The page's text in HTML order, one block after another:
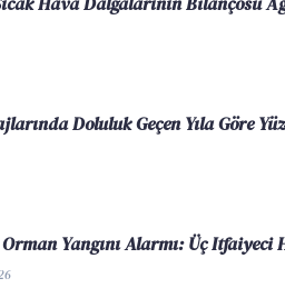
Doluluk Geçen Yıla Göre
Yangını Alarmı: Üç Itfaiyeci